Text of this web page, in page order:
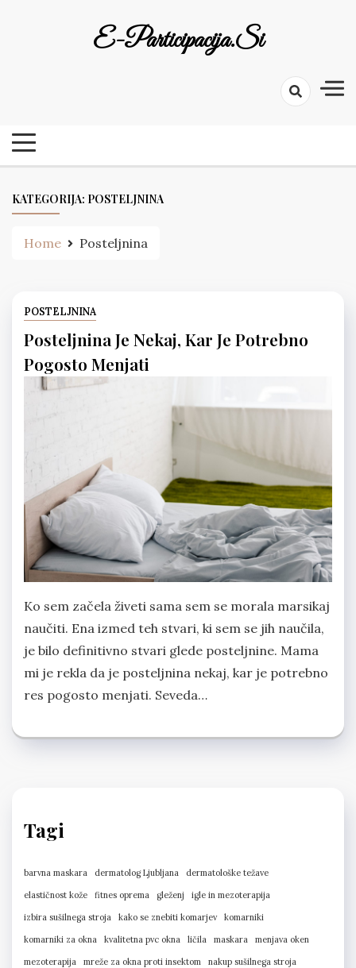
E-Participacija.si
KATEGORIJA: POSTELJNINA
Home Posteljnina
POSTELJNINA
Posteljnina Je Nekaj, Kar Je Potrebno
Pogosto Menjati
Ko sem začela živeti sama sem se morala marsikaj
naučiti. Ena izmed teh stvari, ki sem se jih naučila,
je bilo definitivno stvari glede posteljnine. Mama
mi je rekla da je posteljnina nekaj, kar je potrebno
res pogosto menjati. Seveda…
Tagi
barvna maskara dermatolog Ljubljana
dermatološke težave
elastičnost kože
fitnes oprema gleženj
igle in mezoterapija
izbira sušilnega stroja
kako se znebiti komarjev
komarniki
komarniki za okna
kvalitetna pvc okna ličila maskara
menjava oken
mezoterapija
mreže za okna proti insektom
nakup sušilnega stroja